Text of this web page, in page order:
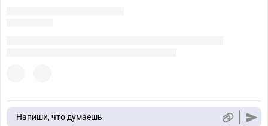
Напиши, что думаешь